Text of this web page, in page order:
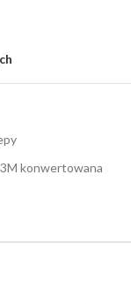
3M konwertowana